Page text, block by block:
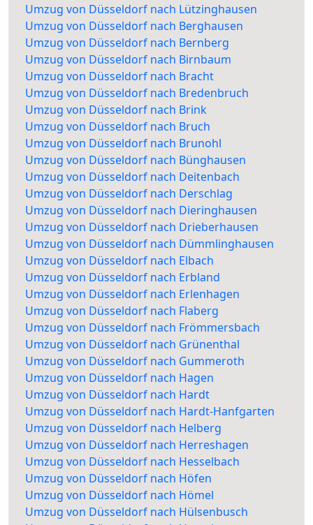
Umzug von Düsseldorf nach Lützinghausen
Umzug von Düsseldorf nach Berghausen
Umzug von Düsseldorf nach Bernberg
Umzug von Düsseldorf nach Birnbaum
Umzug von Düsseldorf nach Bracht
Umzug von Düsseldorf nach Bredenbruch
Umzug von Düsseldorf nach Brink
Umzug von Düsseldorf nach Bruch
Umzug von Düsseldorf nach Brunohl
Umzug von Düsseldorf nach Bünghausen
Umzug von Düsseldorf nach Deitenbach
Umzug von Düsseldorf nach Derschlag
Umzug von Düsseldorf nach Dieringhausen
Umzug von Düsseldorf nach Drieberhausen
Umzug von Düsseldorf nach Dümmlinghausen
Umzug von Düsseldorf nach Elbach
Umzug von Düsseldorf nach Erbland
Umzug von Düsseldorf nach Erlenhagen
Umzug von Düsseldorf nach Flaberg
Umzug von Düsseldorf nach Frömmersbach
Umzug von Düsseldorf nach Grünenthal
Umzug von Düsseldorf nach Gummeroth
Umzug von Düsseldorf nach Hagen
Umzug von Düsseldorf nach Hardt
Umzug von Düsseldorf nach Hardt-Hanfgarten
Umzug von Düsseldorf nach Helberg
Umzug von Düsseldorf nach Herreshagen
Umzug von Düsseldorf nach Hesselbach
Umzug von Düsseldorf nach Höfen
Umzug von Düsseldorf nach Hömel
Umzug von Düsseldorf nach Hülsenbusch